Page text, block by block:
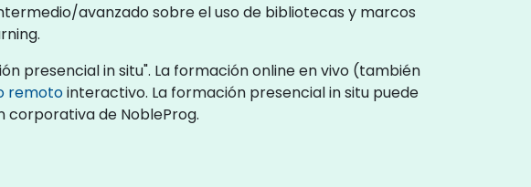
avanzado sobre el uso de bibliotecas y marcos
presencial in situ". La formación online en vivo (también
remotointeractivo. La formación presencial in situ puede
corporativa de NobleProg.